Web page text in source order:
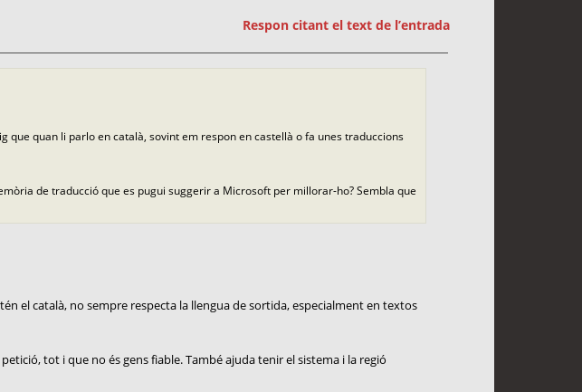
Respon citant el text de l’entrada
quan li parlo en català, sovint em respon en castellà o fa unes traduccions
de traducció que es pugui suggerir a Microsoft per millorar-ho? Sembla que
el català, no sempre respecta la llengua de sortida, especialment en textos
tot i que no és gens fiable. També ajuda tenir el sistema i la regió